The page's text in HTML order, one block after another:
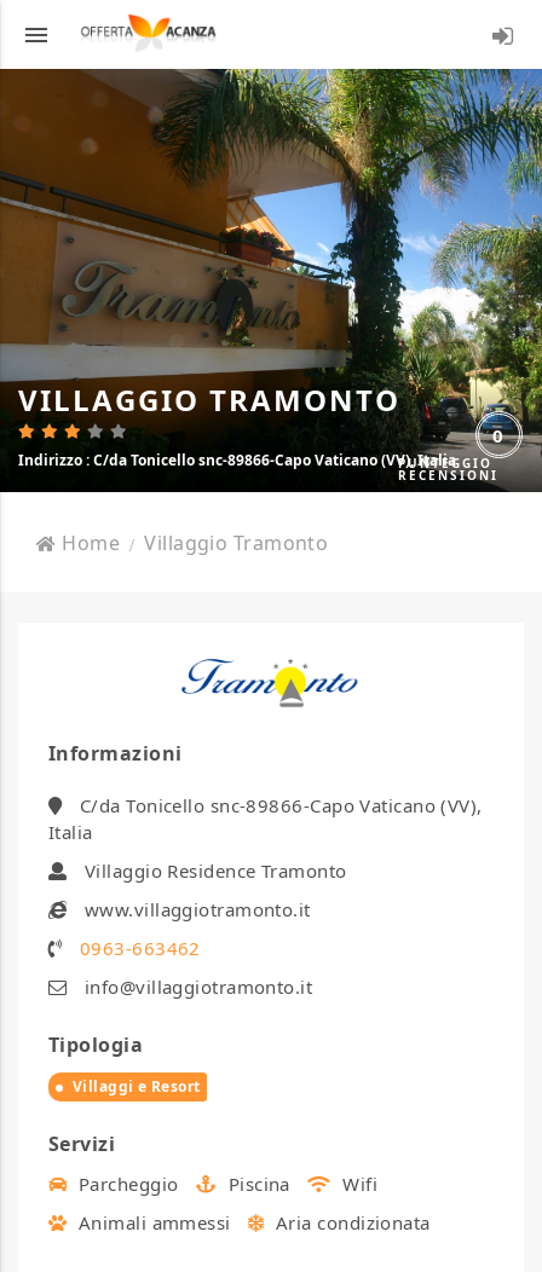
menu
VILLAGGIO TRAMONTO
0
Indirizzo: C/da Tonicello snc-89866-Capo Vaticano (VV), Italia
Home Villaggio Tramonto
Informazioni
C/da Tonicello snc-89866-Capo Vaticano (VV),
Italia
Villaggio Residence Tramonto
www.villaggiotramonto.it
0963-663462
info@villaggiotramonto.it
Tipologia
Villaggi e Resort
Servizi
Parcheggio Piscina
Wifi
Animali ammessi
Aria condizionata